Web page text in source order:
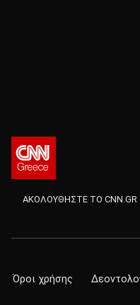
ΑΚΟΛΟΥΘΗΣΤΕ ΤΟ CNN.GR
Όροι χρήσης